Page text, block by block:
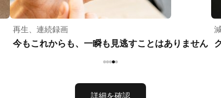
再生、連続録画
今もこれからも、一瞬も見逃すことはありません
詳細を確認